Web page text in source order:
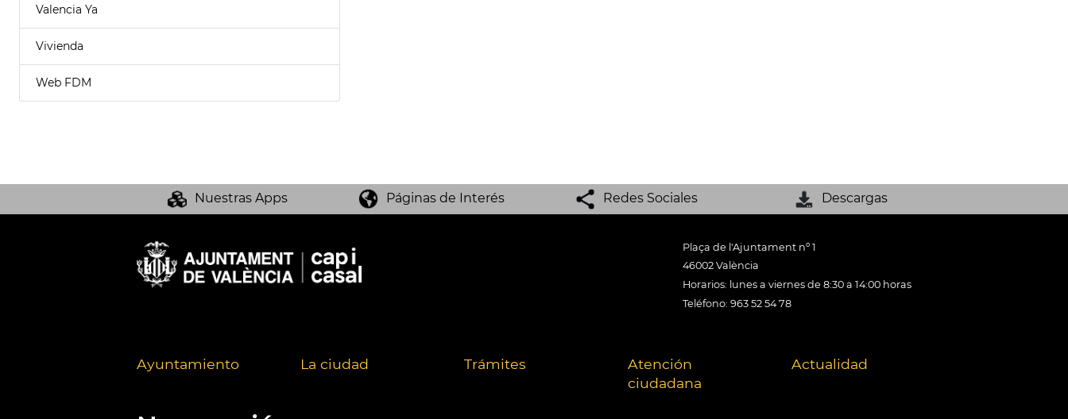
Valencia Ya
Vivienda
Web FDM
Nuestras Apps Páginas de Interés Redes Sociales Descargas
Plaça de l'Ajuntament nº 1
46002 València
Horarios: lunes a viernes de 8:30 a 14:00 horas
Teléfono: 963 52 54 78
Ayuntamiento La ciudad Trámites
Atención
ciudadana
Actualidad